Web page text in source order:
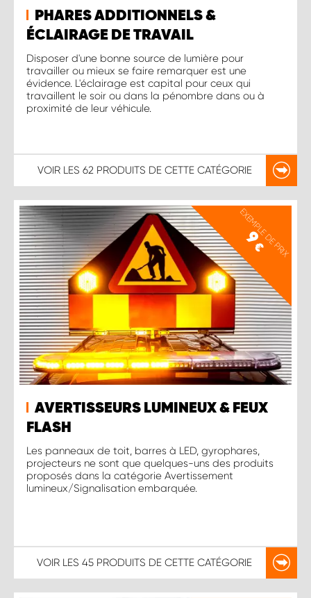
PHARES ADDITIONNELS &
ÉCLAIRAGE DE TRAVAIL
Disposer d'une bonne source de lumière pour
travailler ou mieux se faire remarquer est une
évidence. L'éclairage est capital pour ceux qui
travaillent le soir ou dans la pénombre dans ou à
proximité de leur véhicule.
VOIR LES 62 PRODUITS DE CETTE CATÉGORIE
EXEMPLE DE PRIX
9
€
AVERTISSEURS LUMINEUX & FEUX
FLASH
Les panneaux de toit, barres à LED, gyrophares,
projecteurs ne sont que quelques-uns des produits
proposés dans la catégorie Avertissement
lumineux/Signalisation embarquée.
VOIR LES 45 PRODUITS DE CETTE CATÉGORIE